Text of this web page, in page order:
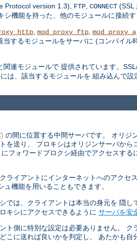
Protocol version 1.3), FTP CONNECT (SSL
機能を持った、他のモジュールに接続す
mod_proxy_ftp
当するモジュールをサーバに (コンパイル
関連モジュールで 提供されています。
、該当するモジュールを 組み込んで設
の間に位置する中間サーバです。 オリジ
送り、 プロキシはオリジンサーバから
フォワードプロクシ経由でアクセスする
イアントにインターネットへのアクセ
機能を用いることもできます。
では、クライアントは本当の身元を 隠し
キシにアクセスできるように サーバを安
側に特別な設定は必要ありません。 ク
に送れば良いかを判定し、 あたかも自